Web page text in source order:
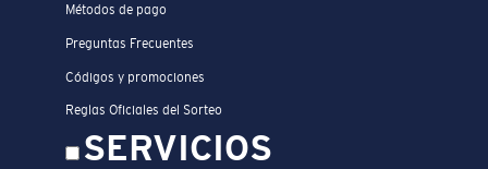
Métodos de pago
Preguntas Frecuentes
Códigos y promociones
Reglas Oficiales del Sorteo
SERVICIOS